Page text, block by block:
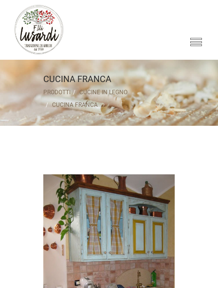
CUCINA FRANCA
PRODOTTI
CUCINE IN LEGNO
CUCINA FRANCA